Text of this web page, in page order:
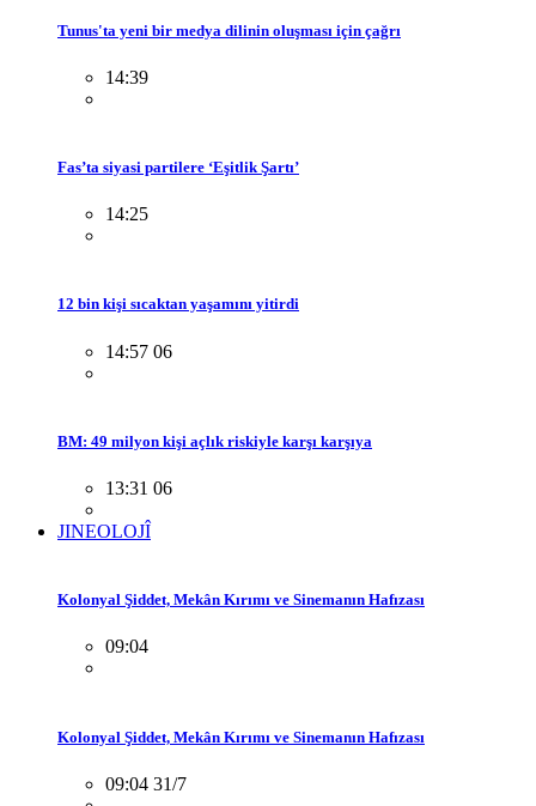
Tunus'ta yeni bir medya dilinin oluşması için çağrı
14:39
Fas’ta siyasi partilere ‘Eşitlik Şartı’
14:25
12 bin kişi sıcaktan yaşamını yitirdi
14:57 06
BM: 49 milyon kişi açlık riskiyle karşı karşıya
13:31 06
JINEOLOJÎ
Kolonyal Şiddet, Mekân Kırımı ve Sinemanın Hafızası
09:04
Kolonyal Şiddet, Mekân Kırımı ve Sinemanın Hafızası
09:04 31/7